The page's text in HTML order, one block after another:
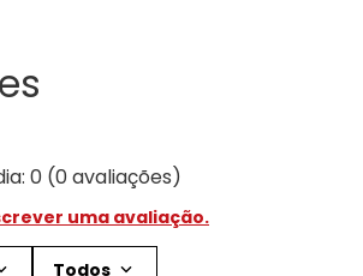
0 (0 avaliações)
uma avaliação.
Todos